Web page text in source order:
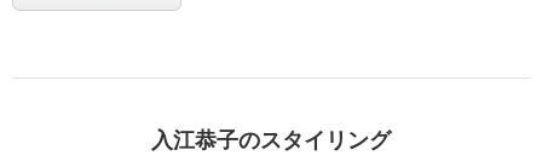
入江恭子のスタイリング